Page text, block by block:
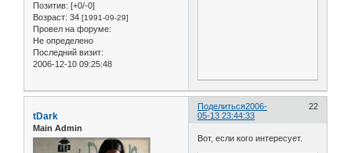
Позитив: [+0/-0]
Возраст: 34 [1991-09-29]
Провел на форуме:
Не определено
Последний визит:
2006-12-10 09:25:48
Поделиться 22
2006-
05-13 23:44:33
tDark
Main Admin
Вот, если кого интересует.